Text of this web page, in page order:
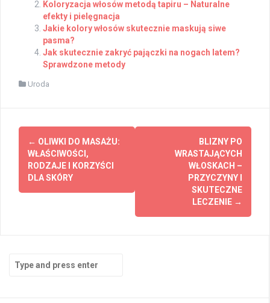
Koloryzacja włosów metodą tapiru – Naturalne
efekty i pielęgnacja
Jakie kolory włosów skutecznie maskują siwe
pasma?
Jak skutecznie zakryć pajączki na nogach latem?
Sprawdzone metody
Uroda
Post
navigation
← OLIWKI DO MASAŻU:
WŁAŚCIWOŚCI,
RODZAJE I KORZYŚCI
DLA SKÓRY
BLIZNY PO
WRASTAJĄCYCH
WŁOSKACH –
PRZYCZYNY I
SKUTECZNE
LECZENIE →
for: